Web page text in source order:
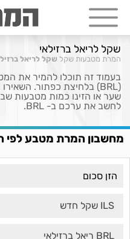
שקל לריאל ברזילאי
המרת מטבעות שקל שקל לריאל
לחשב את ערכם ב- BRL.
מחשבון המרת מטבע לפי
ILS שקל חדש
BRL ריאל ברזילאי